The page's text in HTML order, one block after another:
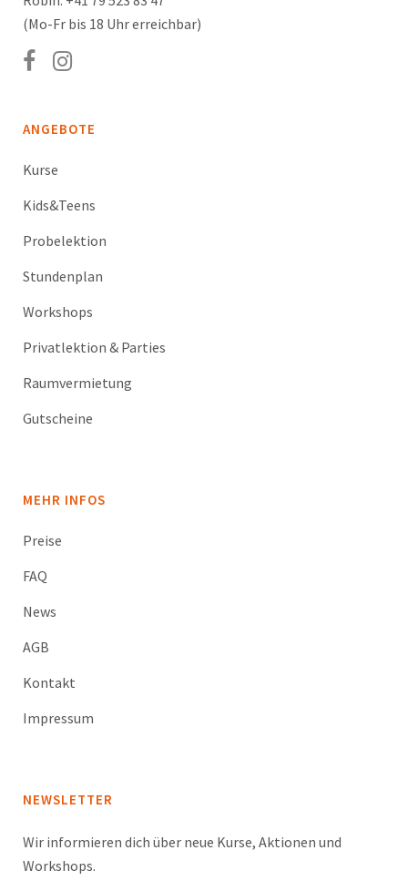
(Mo-Fr bis 18 Uhr erreichbar)
ANGEBOTE
Kurse
Kids&Teens
Probelektion
Stundenplan
Workshops
Privatlektion & Parties
Raumvermietung
Gutscheine
MEHR INFOS
Preise
FAQ
News
AGB
Kontakt
Impressum
NEWSLETTER
Wir informieren dich über neue Kurse, Aktionen und
Workshops.